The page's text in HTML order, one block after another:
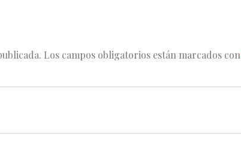
Los campos obligatorios están marcados con